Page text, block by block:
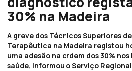
30% na Madeira
A greve dos Técnicos Superiores
Terapêutica na Madeira registou
uma adesão na ordem dos 30%
saúde, informou o Serviço Regional